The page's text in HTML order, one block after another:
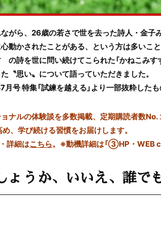
がら、26歳の若さで世を去った詩人・金子
動かされたことがある、という方は多いこ
の詩を世に問い続けてこられた「かねこみす
〝思い〟について語っていただきました。
7月号 特集「試練を越える」より一部抜粋したも
ナルの体験談を多数掲載、定期購読者数No.
め、学び続ける習慣をお届けします。
詳細はこちら。 ※動機詳細は「③HP・WEB
ょうか、いいえ、誰で